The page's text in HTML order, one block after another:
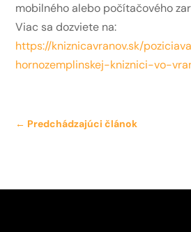
mobilného alebo počítačového
Viac sa dozviete na:
https://kniznicavranov.sk/
hornozemplinskej-kniznici-vo-
← Predchádzajúci článok